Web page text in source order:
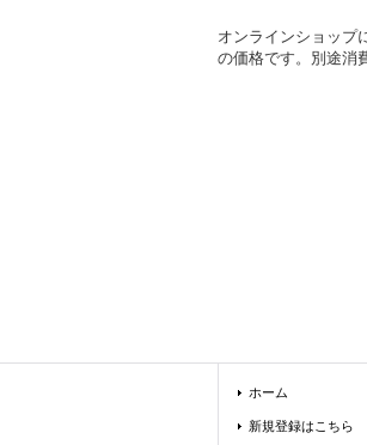
オンラインショップ
の価格です。別途消
ホーム
新規登録はこちら